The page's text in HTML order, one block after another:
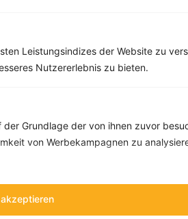
Leistungsindizes der Website zu
Nutzererlebnis zu bieten.
Grundlage der von ihnen zuvor
von Werbekampagnen zu
›
397 kcal
Fett:13 g